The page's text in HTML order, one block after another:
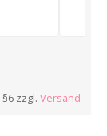
zzgl. Versand